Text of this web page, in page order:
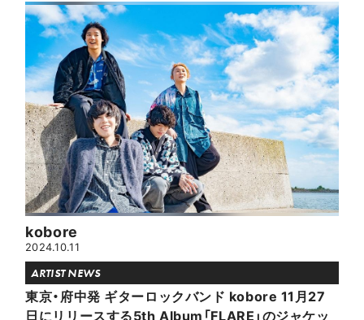
kobore
2024.10.11
ARTIST NEWS
東京・府中発 ギターロックバンド kobore 11月27
日にリリースする5th Album「FLARE」のジャケッ